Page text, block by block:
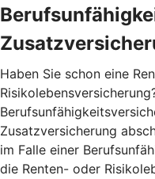
Haben Sie schon eine
Zusatzversicherung
im Falle einer
die Renten- oder